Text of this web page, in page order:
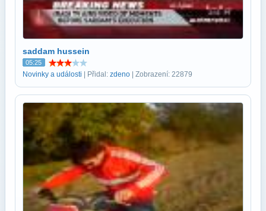
saddam hussein
05:25
Novinky a události | Přidal: zdeno | Zobrazení: 22879